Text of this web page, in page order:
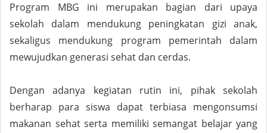
Program MBG ini merupakan bagian dari upaya
sekolah dalam mendukung peningkatan gizi anak,
sekaligus mendukung program pemerintah dalam
mewujudkan generasi sehat dan cerdas.
Dengan adanya kegiatan rutin ini, pihak sekolah
berharap para siswa dapat terbiasa mengonsumsi
makanan sehat serta memiliki semangat belajar yang